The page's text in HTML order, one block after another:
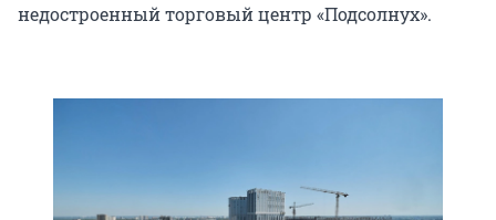
недостроенный торговый центр «Подсолнух».